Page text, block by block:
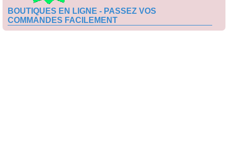
BOUTIQUES EN LIGNE - PASSEZ VOS
COMMANDES FACILEMENT